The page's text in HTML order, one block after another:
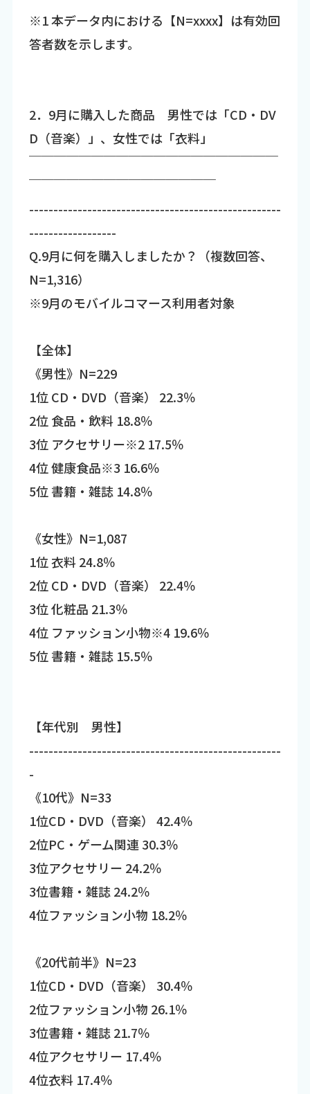
※1 本データ内における【N=xxxx】は有効回
答者数を示します。
2．9月に購入した商品 男性では「CD・DV
D（音楽）」、女性では「衣料」
￣￣￣￣￣￣￣￣￣￣￣￣￣￣￣￣￣￣￣￣
￣￣￣￣￣￣￣￣￣￣￣￣￣￣￣
----------------------------------------------------
------------------
Q.9月に何を購入しましたか？（複数回答、
N=1,316）
※9月のモバイルコマース利用者対象
【全体】
《男性》N=229
1位 CD・DVD（音楽） 22.3％
2位 食品・飲料 18.8％
3位 アクセサリー※2 17.5％
4位 健康食品※3 16.6％
5位 書籍・雑誌 14.8％
《女性》N=1,087
1位 衣料 24.8％
2位 CD・DVD（音楽） 22.4％
3位 化粧品 21.3％
4位 ファッション小物※4 19.6％
5位 書籍・雑誌 15.5％
【年代別 男性】
----------------------------------------------------
-
《10代》N=33
1位CD・DVD（音楽） 42.4％
2位PC・ゲーム関連 30.3％
3位アクセサリー 24.2％
3位書籍・雑誌 24.2％
4位ファッション小物 18.2％
《20代前半》N=23
1位CD・DVD（音楽） 30.4％
2位ファッション小物 26.1％
3位書籍・雑誌 21.7％
4位アクセサリー 17.4％
4位衣料 17.4％